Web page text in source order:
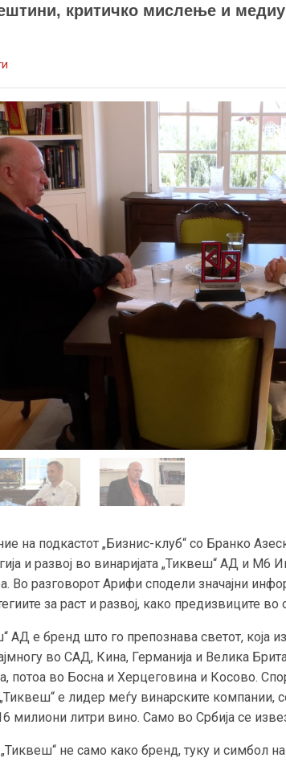
критичко мислење и
на подкастот „Бизнис-клуб“ со Бранко
и развој во винаријата „Тиквеш“ АД и М6
Во разговорот Арифи сподели значајни
за раст и развој, како предизвиците во
АД е бренд што го препознава светот, која
во САД, Кина, Германија и Велика
потоа во Босна и Херцеговина и Косово.
е лидер меѓу винарските компании,
милиони литри вино. Само во Србија се
не само како бренд, туку и симбол